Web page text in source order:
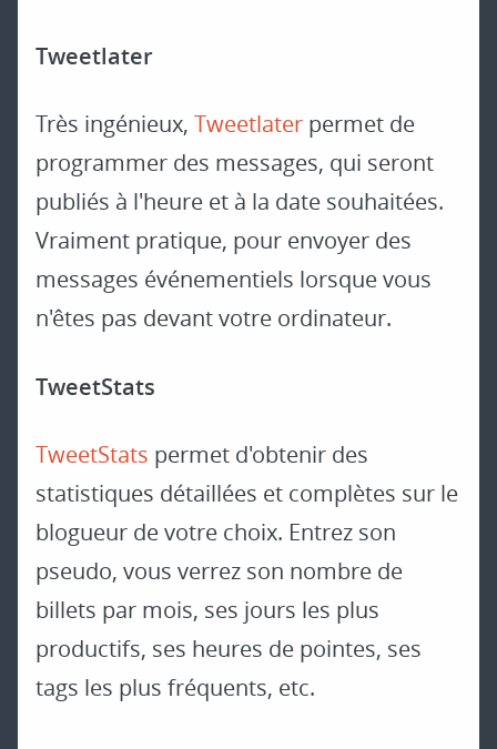
Tweetlater
Très ingénieux, Tweetlater permet de
programmer des messages, qui seront
publiés à l'heure et à la date souhaitées.
Vraiment pratique, pour envoyer des
messages événementiels lorsque vous
n'êtes pas devant votre ordinateur.
TweetStats
TweetStats permet d'obtenir des
statistiques détaillées et complètes sur le
blogueur de votre choix. Entrez son
pseudo, vous verrez son nombre de
billets par mois, ses jours les plus
productifs, ses heures de pointes, ses
tags les plus fréquents, etc.